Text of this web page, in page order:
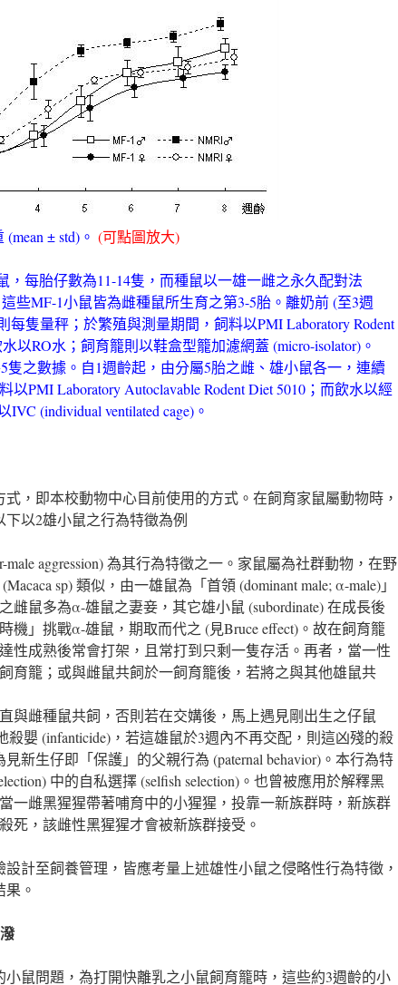
± std)。 (可點圖放大)
，每胎仔數為11-14隻，而種鼠以一雄一雌之永久配對法
這些MF-1小鼠皆為雌種鼠所生育之第3-5胎。離奶前 (至3週
隻量秤；於繁殖與測量期間，飼料以PMI Laboratory Rodent
以RO水；飼育籠則以鞋盒型籠加濾網蓋 (micro-isolator)。
之數據。自1週齡起，由分屬5胎之雌、雄小鼠各一，連續
PMI Laboratory Autoclavable Rodent Diet 5010；而飲水以經
(individual ventilated cage)。
，即本校動物中心目前使用的方式。在飼育家鼠屬動物時，
以2雄小鼠之行為特徵為例
aggression) 為其行為特徵之一。家鼠屬為社群動物，在野
sp) 類似，由一雄鼠為「首領 (dominant male; α-male)」
雌鼠多為α-雄鼠之妻妾，其它雄小鼠 (subordinate) 在成長後
機」挑戰α-雄鼠，期取而代之 (見Bruce effect)。故在飼育籠
性成熟後常會打架，且常打到只剩一隻存活。再者，當一性
育籠；或與雌鼠共飼於一飼育籠後，若將之與其他雄鼠共
與雌種鼠共飼，否則若在交媾後，馬上遇見剛出生之仔鼠
殺嬰 (infanticide)，若這雄鼠於3週內不再交配，則這凶殘的殺
新生仔即「保護」的父親行為 (paternal behavior)。本行為特
中的自私選擇 (selfish selection)。也曾被應用於解釋黑
一雌黑猩猩帶著哺育中的小猩猩，投靠一新族群時，新族群
死，該雌性黑猩猩才會被新族群接受。
計至飼養管理，皆應考量上述雄性小鼠之侵略性行為特徵，
。
鼠問題，為打開快離乳之小鼠飼育籠時，這些約3週齡的小